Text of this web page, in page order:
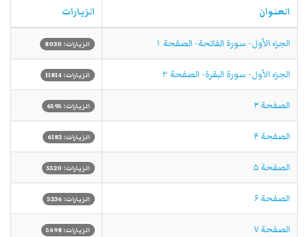
العنوان الزيارات
الجزء الأول- سورة الفاتحة- الصفحة ۱ الزيارات: 8030
الجزء الأول- سورة البقرة- الصفحة ۲ الزيارات: 11814
الصفحة ۳ الزيارات: 6595
الصفحة ۴ الزيارات: 6182
الصفحة ۵ الزيارات: 5520
الصفحة ۶ الزيارات: 5236
الصفحة ۷ الزيارات: 5698